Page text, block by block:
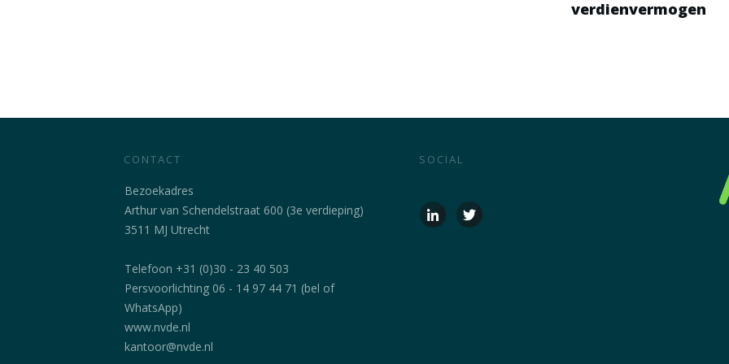
verdienvermogen
CONTACT
Bezoekadres
Arthur van Schendelstraat 600 (3e verdieping)
3511 MJ Utrecht
Telefoon +31 (0)30 - 23 40 503
Persvoorlichting 06 - 14 97 44 71 (bel of
WhatsApp)
www.nvde.nl
kantoor@nvde.nl
SOCIAL